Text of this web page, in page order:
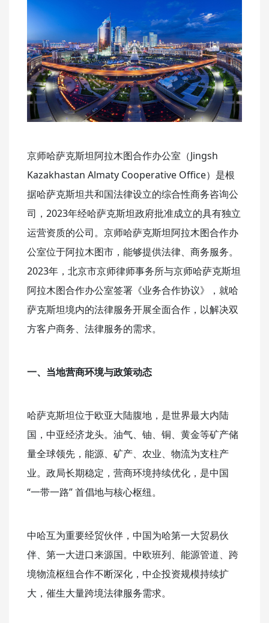
京师哈萨克斯坦阿拉木图合作办公室（Jingsh
Kazakhastan Almaty Cooperative Office）是根
据哈萨克斯坦共和国法律设立的综合性商务咨询公
司，2023年经哈萨克斯坦政府批准成立的具有独立
运营资质的公司。京师哈萨克斯坦阿拉木图合作办
公室位于阿拉木图市，能够提供法律、商务服务。
2023年，北京市京师律师事务所与京师哈萨克斯坦
阿拉木图合作办公室签署《业务合作协议》，就哈
萨克斯坦境内的法律服务开展全面合作，以解决双
方客户商务、法律服务的需求。
一、 当地营商环境与政策动态
哈萨克斯坦位于欧亚大陆腹地，是世界最大内陆
国，中亚经济龙头。油气、铀、铜、黄金等矿产储
量全球领先，能源、矿产、农业、物流为支柱产
业。政局长期稳定，营商环境持续优化，是中国
“一带一路” 首倡地与核心枢纽。
中哈互为重要经贸伙伴，中国为哈第一大贸易伙
伴、第一大进口来源国。中欧班列、能源管道、跨
境物流枢纽合作不断深化，中企投资规模持续扩
大，催生大量跨境法律服务需求。